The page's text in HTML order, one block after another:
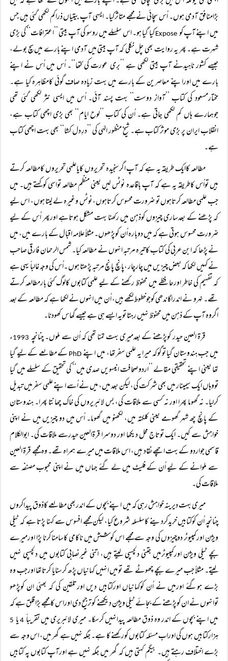
بڑامنافق آدمی ہوں۔ اُس سچائی نے مجھے متاثرکیا۔ ایسی آپ بیتیاں ذراکم لکھی گئی ہیں جس
میں اپنے آپ کوExpose
کیا گیا ہو۔ اس سلسلے میں روسو کی آپ بیتی ’’اعترافات‘‘ کی بڑی
شہرت ہے۔ پھر یہ روایت بھی چل نکلی کہ آپ بیتی میں آدمی اپنے بارے میں سچ بولے،
جیسے کشور ناہیدنے آپ بیتی لکھی ہے ’’بری عورت کی کتھا‘‘۔ اُس میں اُس نے اپنے
بارے میں اوراپنے معاصرین کے بارے میں بہت زیادہ صاف گوئی کامظاہرہ کیا ہے۔
مختارمسعود کی کتاب ’’آواز دوست‘‘ بہت پسند آئی۔ اُس میں ایسی نثر لکھی گئی تھی
جوہمارے ہاں کم لکھی جاتی ہے۔ اُن کی کتاب ’’لوح ایام‘‘ بھی بڑی اچھی کتاب ہے،
انقلاب ایران پر بڑی موثر کتاب ہے۔ شیخ منظور الہٰی کی ’’درِ دل کشا‘‘ بھی بہت اچھی کتاب
ہے۔
مطالعہ کاایک طریقہ یہ ہے کہ آپ اگرسنجیدہ تحریروں کایاعلمی تحریروں کامطالعہ کرتے
ہیں تواُس کاطریقہ یہ ہے کہ آپ باقاعدہ نوٹس لیں یعنی منظم مطالعہ تواسی کوکہتے ہیں۔ میں
جب علمی مطالعہ کرتاہوں تو ضرورت محسوس کرتاہوں، نوٹس وغیرہ لے لیتا ہوں، اس لیے
کہ پڑھنے کے بعدساری چیزوں کوذہن میں رکھنا بہت مشکل ہوتاہے اورپھر اُس کے لیے
ضرورت محسوس ہوتی ہے کہ میں دوبارہ اُن کوپڑھوں۔ مثلاً علامہ اقبال کے بارے میں، میں
نے پڑھا کہ ابن عربی کی کتاب کاتیرہ مرتبہ انہوں نے مطالعہ کیا۔ شمس الرحمان فارقی صاحب
نے کہیں لکھا کہ بعض چیزیں میں چارچار ،پانچ پانچ مرتبہ پڑھتا ہوں ۔اُس کی وجہ غالباً یہی ہے
کہ تفہیم کی خاطر اورحافظے میں محفوظ رکھنے کے لیے علمی کتابوں کالوگ کئی بارمطالعہ کرتے
تھے۔ نہرو نے اندراگاندھی کوجوخطوط لکھے ہیں، اُن میں انہوں نے لکھا ہے کہ مطالعہ کے بعد
اگروہ آپ کے ذہن میں محفوظ نہیں رہتا تویہ ایسے ہی ہے جیسے گھاس کھودنا۔
قرۃ العین حیدر کوپڑھنے کے بعدمیری بہت تمنا تھی کہ اُن سے ملوں۔ چنانچہ
ء
میں جب ہندوستان گیا توگوکہ میرا یہ علمی سفرتھا، میں اپنے PhD
کے مطالعے کے لیے گیا
تھا یعنی اپنے تحقیقی مقالے ’’اردوصحافت انیسویں صدی میں‘‘ کی تحقیق کے سلسلے میں گیا
تووہاں ایک سیمینار میں بھی شرکت کی، لیکن بعد میں، میں نے اُسے اپنے علمی سفرمیں تبدیل
کرلیا۔ نہ گھوما پھرا اور نہ کسی سے ملاقات کی، بس لائبریروں کی خاک چھانتا پھرا۔ ہندوستان
کے پانچ چھ شہر گھومے یعنی کلکتہ میں، لکھنو میں گھوما۔ اُس میں دو چیزیں میں نے اپنی
خواہش سے کیں۔ ایک توتاج محل دیکھا اور دوسرا قرۃالعین حیدرسے ملاقات کی۔ ابوالکلام
قاسمی جواردو کے بہت اچھے نقاد ہیں، اس ملاقات میں میرے ہمراہ تھے۔ وہ مجھے قرۃ العین
سے ملوانے کے لیے اُن کے فلیٹ میں لے گئے جہاں میں نے اپنی محبوب مصنفہ سے
ملاقات کی۔
میری بہت دیرینہ خواہش رہی کہ میں اپنے بچوں کے اندربھی مطالعے کاذوق پیداکروں
چنانچہ اُن کوکتابیں خریدکردینے کاسلسلہ شروع کیا، لیکن مجھے افسوس سے کہنا پڑتا ہے کہ ٹیلی
ویژن اورکمپیوٹر دوچیزوں کی وجہ سے مجھے اس کوشش میں ناکامی کاسامنا کرنا پڑا اورمیرے
بچے ٹیلی ویژن اورکمپیوٹرمیں جتنی دلچسپی لیتے ہیں، اتنی غیرنصابی کتابوں میں دلچسپی نہیں
لیتے۔ مثلاً جب میرے بچے چھوٹے تھے تومیں انہیں کہانیاں پڑھ کرسنایا کرتاتھا اورجب وہ
بڑے ہوگئے اورمیں نے اُن کوکہانیاں اورکتابیں دیں اورتلقین کی کہ بھئی ان کوپڑھو
توانہوں نے ان کوپڑھنے کے بجائے ٹیلی ویژن دیکھنے کوترجیح دی اوراس کا مجھے بڑا قلق ہے کہ
میں اپنے بچوں کے اندر وہ ذوق مطالعہ پیدانہیں کرسکا۔ میری لائبریری میں تقریباً یا
ہزارکتابیں ہوں گی اوراب مسئلہ کتابوں کورکھنے کا ہے۔ جگہ نہیں ہے گھر میں، اس وجہ سے
بڑے اختلاف رہتے ہیں۔ بیگم کہتی ہیں کہ گھر میں جگہ نہیں ہے اورآپ کتابوں پہ کتابیں